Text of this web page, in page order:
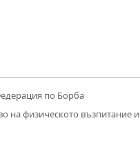
по Борба
на физическото възпитание и